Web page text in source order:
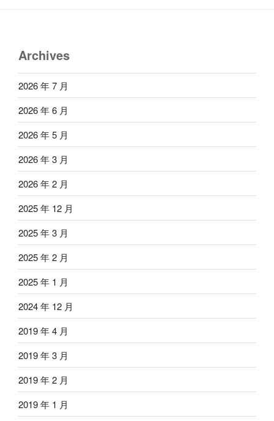
Archives
2026 年 7 月
2026 年 6 月
2026 年 5 月
2026 年 3 月
2026 年 2 月
2025 年 12 月
2025 年 3 月
2025 年 2 月
2025 年 1 月
2024 年 12 月
2019 年 4 月
2019 年 3 月
2019 年 2 月
2019 年 1 月